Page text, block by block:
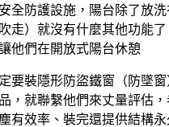
全防護設施，陽台除了放
走）就沒有什麼其他功能
他們在開放式陽台休憩
要裝隱形防盜鐵窗（防墜窗
，就聯繫他們來丈量評估
有效率、裝完還提供結構